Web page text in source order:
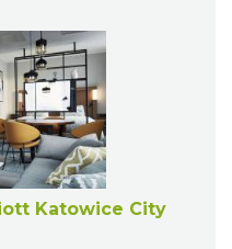
Katowice City